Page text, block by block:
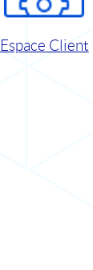
Espace Client